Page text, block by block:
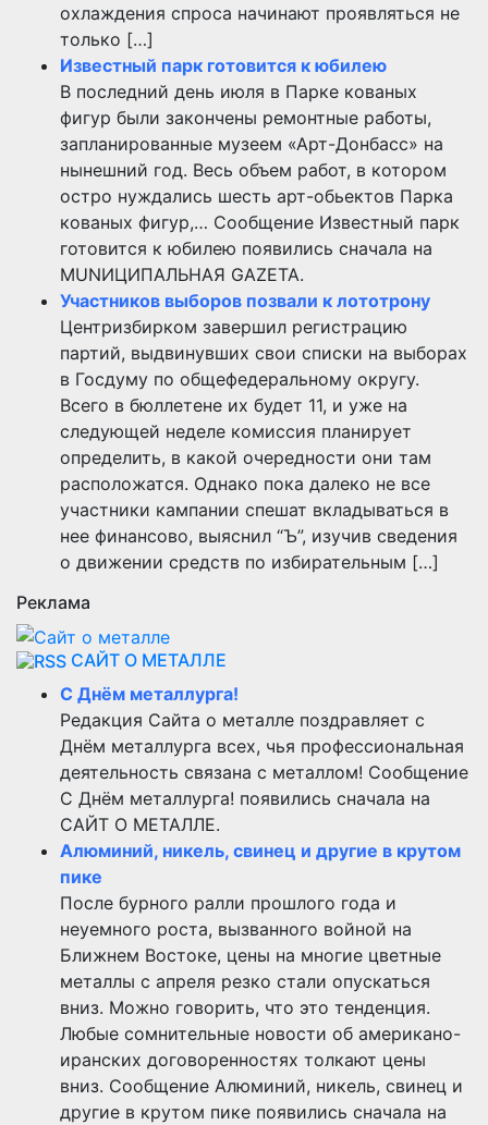
охлаждения спроса начинают проявляться не
только […]
Известный парк готовится к юбилею
В последний день июля в Парке кованых
фигур были закончены ремонтные работы,
запланированные музеем «Арт-Донбасс» на
нынешний год. Весь объем работ, в котором
остро нуждались шесть арт-обьектов Парка
кованых фигур,… Сообщение Известный парк
готовится к юбилею появились сначала на
MUNИЦИПАЛЬНАЯ GAZЕТА.
Участников выборов позвали к лототрону
Центризбирком завершил регистрацию
партий, выдвинувших свои списки на выборах
в Госдуму по общефедеральному округу.
Всего в бюллетене их будет 11, и уже на
следующей неделе комиссия планирует
определить, в какой очередности они там
расположатся. Однако пока далеко не все
участники кампании спешат вкладываться в
нее финансово, выяснил “Ъ”, изучив сведения
о движении средств по избирательным […]
Реклама
САЙТ О МЕТАЛЛЕ
С Днём металлурга!
Редакция Сайта о металле поздравляет с
Днём металлурга всех, чья профессиональная
деятельность связана с металлом! Сообщение
С Днём металлурга! появились сначала на
САЙТ О МЕТАЛЛЕ.
Алюминий, никель, свинец и другие в крутом
пике
После бурного ралли прошлого года и
неуемного роста, вызванного войной на
Ближнем Востоке, цены на многие цветные
металлы с апреля резко стали опускаться
вниз. Можно говорить, что это тенденция.
Любые сомнительные новости об американо-
иранских договоренностях толкают цены
вниз. Сообщение Алюминий, никель, свинец и
другие в крутом пике появились сначала на